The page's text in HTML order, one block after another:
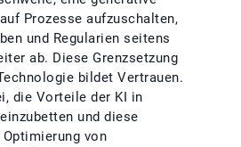
Prozesse aufzuschalten,
und Regularien seitens
ab. Diese Grenzsetzung
bildet Vertrauen.
die Vorteile der KI in
und diese
von